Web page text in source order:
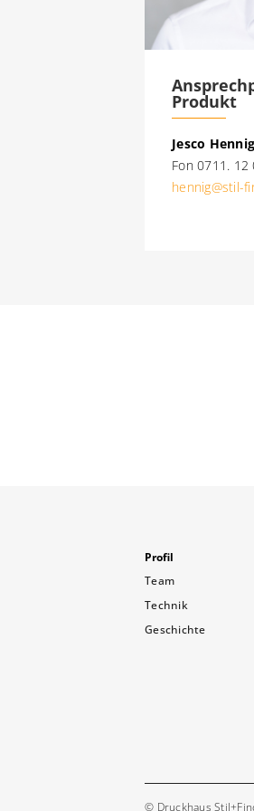
Produkt
Jesco Hennig
Fon 0711. 12
hennig@stil-
Profil
Team
Technik
Geschichte
© Druckhaus